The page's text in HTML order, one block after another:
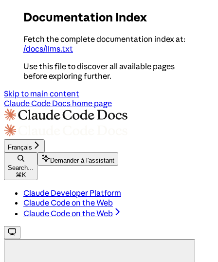
Documentation Index
Fetch the complete documentation index at:
/docs/llms.txt
Use this file to discover all available pages
before exploring further.
Skip to main content
Claude Code Docs home page
Français
Search...
⌘ K
Demander à l'assistant
Claude Developer Platform
Claude Code on the Web
Claude Code on the Web